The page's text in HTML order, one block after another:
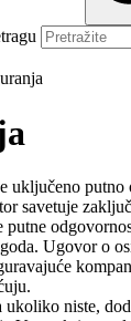
uključeno
savetuje
putne
Ugovor o
ukoliko niste,